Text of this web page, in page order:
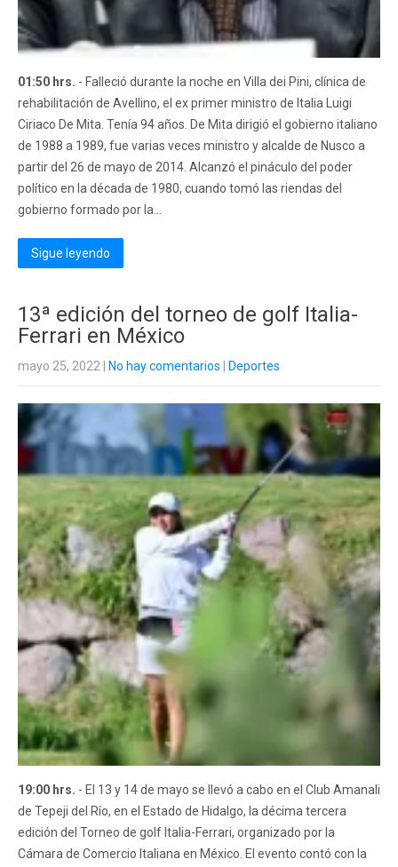
01:50 hrs. - Falleció durante la noche en Villa dei Pini, clínica de
rehabilitación de Avellino, el ex primer ministro de Italia Luigi
Ciriaco De Mita. Tenía 94 años. De Mita dirigió el gobierno italiano
de 1988 a 1989, fue varias veces ministro y alcalde de Nusco a
partir del 26 de mayo de 2014. Alcanzó el pináculo del poder
político en la década de 1980, cuando tomó las riendas del
gobierno formado por la...
Sigue leyendo
13ª edición del torneo de golf Italia-
Ferrari en México
mayo 25, 2022 No hay comentarios Deportes
19:00 hrs. - El 13 y 14 de mayo se llevó a cabo en el Club Amanali
de Tepeji del Río, en el Estado de Hidalgo, la décima tercera
edición del Torneo de golf Italia-Ferrari, organizado por la
Cámara de Comercio Italiana en México. El evento contó con la